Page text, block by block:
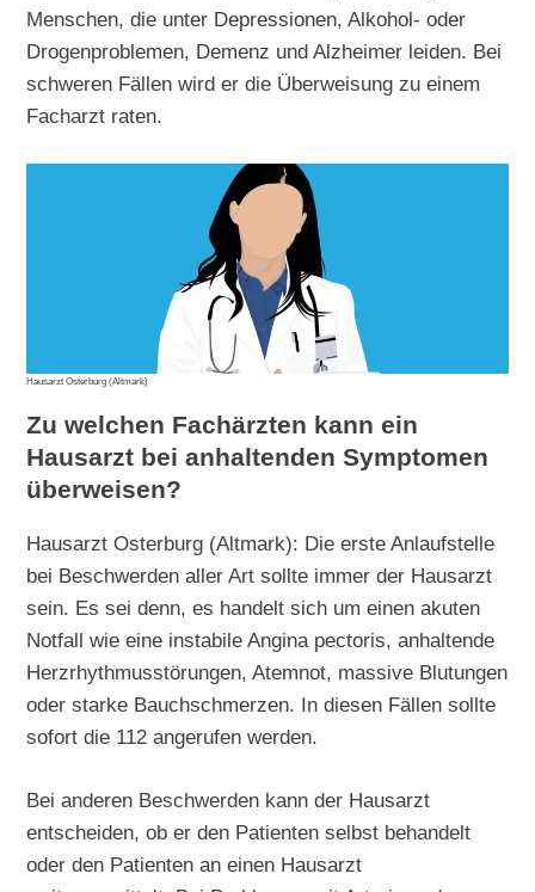
Menschen, die unter Depressionen, Alkohol- oder
Drogenproblemen, Demenz und Alzheimer leiden. Bei
schweren Fällen wird er die Überweisung zu einem
Facharzt raten.
Hausarzt Osterburg (Altmark)
Zu welchen Fachärzten kann ein
Hausarzt bei anhaltenden Symptomen
überweisen?
Hausarzt Osterburg (Altmark): Die erste Anlaufstelle
bei Beschwerden aller Art sollte immer der Hausarzt
sein. Es sei denn, es handelt sich um einen akuten
Notfall wie eine instabile Angina pectoris, anhaltende
Herzrhythmusstörungen, Atemnot, massive Blutungen
oder starke Bauchschmerzen. In diesen Fällen sollte
sofort die 112 angerufen werden.
Bei anderen Beschwerden kann der Hausarzt
entscheiden, ob er den Patienten selbst behandelt
oder den Patienten an einen Hausarzt